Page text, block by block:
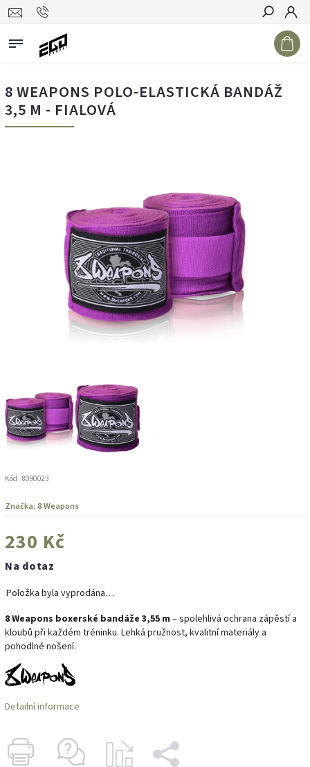
Hledat
8 WEAPONS POLO-ELASTICKÁ BANDÁŽ
3,5 M - FIALOVÁ
Kód: 8090023
Značka: 8 Weapons
230 Kč
Na dotaz
Položka byla vyprodána…
8 Weapons boxerské bandáže 3,55 m – spolehlivá ochrana zápěstí a
kloubů při každém tréninku. Lehká pružnost, kvalitní materiály a
pohodlné nošení.
Detailní informace